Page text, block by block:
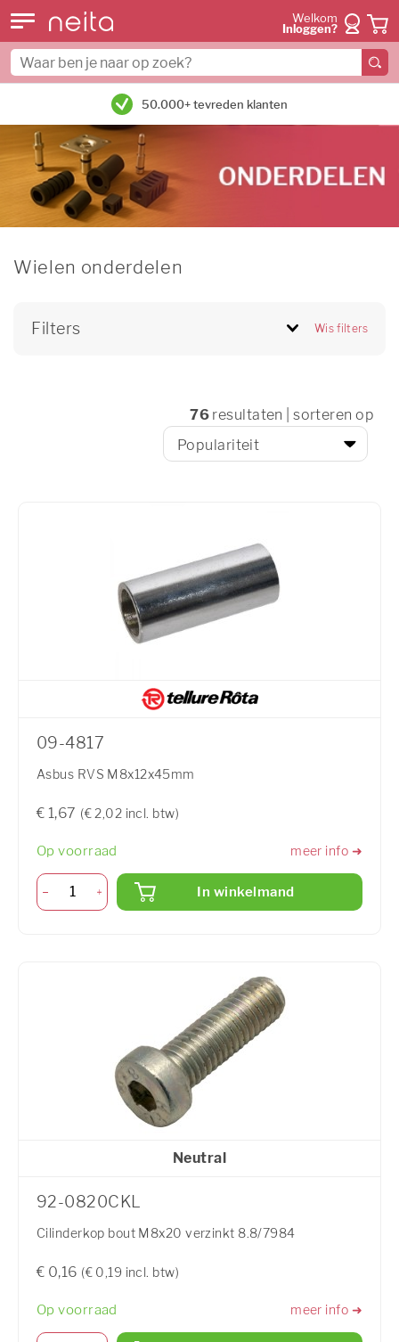
Welkom
Inloggen?
50.000+ tevreden klanten
Wielen onderdelen
Filters Wis filters
76 resultaten | sorteren op
09-4817
Asbus RVS M8x12x45mm
€ 1,67 (€ 2,02 incl. btw)
Op voorraad meer info ➜
In winkelmand
Neutral
92-0820CKL
Cilinderkop bout M8x20 verzinkt 8.8/7984
€ 0,16 (€ 0,19 incl. btw)
Op voorraad meer info ➜